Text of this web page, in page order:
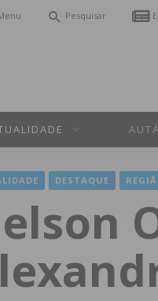
Pesquisar
DESTAQUE